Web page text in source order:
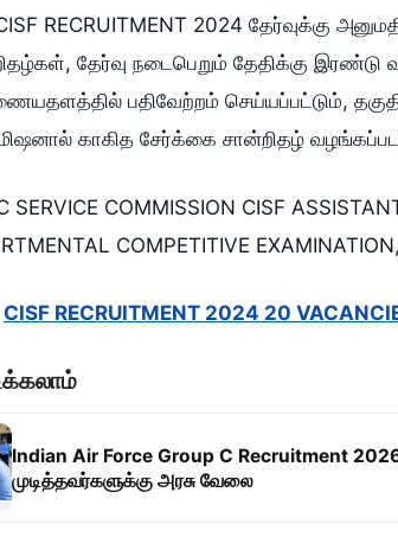
RECRUITMENT 2024 தேர்வுக்கு
தேர்வு நடைபெறும் தேதிக்கு இரண்டு
பதிவேற்றம் செய்யப்பட்டும்,
காகித சேர்க்கை சான்றிதழ்
SERVICE COMMISSION CISF
COMPETITIVE
CISF RECRUITMENT 2024 20
Indian Air Force Group C Recruitment 2026
முடித்தவர்களுக்கு அரசு வேலை